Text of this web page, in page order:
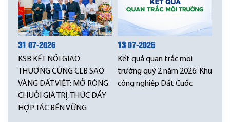
31 07-2026
KSB KẾT NỐI GIAO
THƯƠNG CÙNG CLB SAO
VÀNG ĐẤT VIỆT: MỞ RỘNG
CHUỖI GIÁ TRỊ, THÚC ĐẨY
HỢP TÁC BỀN VỮNG
1307-2026
Kết quả quan trắc môi
trường quý 2 năm 2026: Khu
công nghiệp Đất Cuốc